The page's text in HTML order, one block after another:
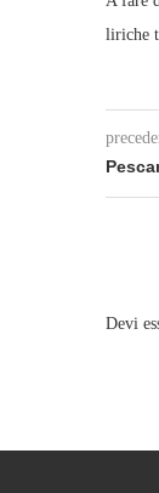
liriche
Devi